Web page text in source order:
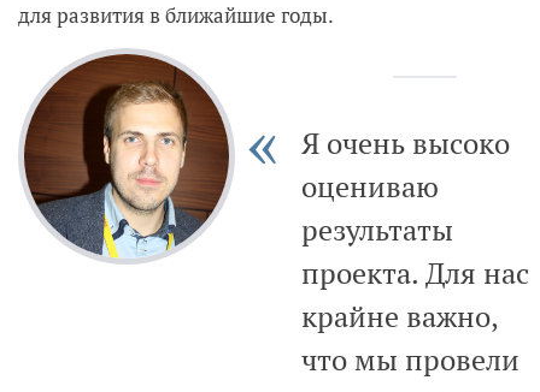
для развития в ближайшие годы.
Я очень высоко
оцениваю
результаты
проекта. Для нас
крайне важно,
что мы провели